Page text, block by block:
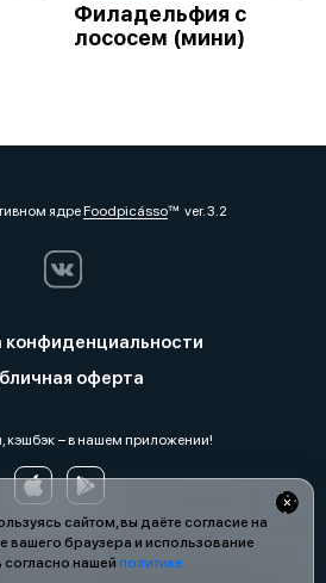
сайтом, вы даёте согласие на
вашего браузера и использование
согласно нашей политике
Филадельфия с
лососем (мини)
ядреFoodpicássover. 3.2
конфиденциальности
оферта
кэшбэк − в нашем приложении!